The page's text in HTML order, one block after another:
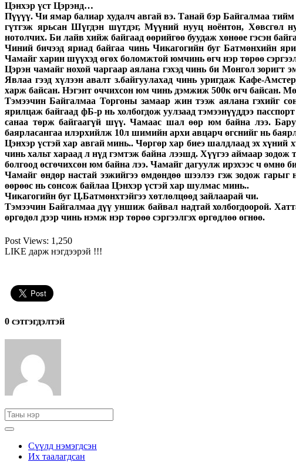
Цэнхэр үст Цэрэнд…
Пүүүү. Чи ямар балиар худалч авгай вэ. Танай бэр Байгалмаа
гүтгэж ярьсан Шүгдэн шүтдэг, Мүүний нууц ноёнтон, Хөвсгөл
нотолчих. Би лайв хийж байгаад өөрийгөө буудаж хөнөөе гэсэн
Чиний бичээд яриад байгаа чинь Чикагогийн буг Батмөнхийн
Чамайг харин шүүхэд өгөх боломжтой юмчинь өгч нэр төрөө
Цэрэн чамайг нохой чаргаар аялана гэхэд чинь би Монгол зоригт
Явлаа гээд хүлээн авалт з.байгуулахад чинь уригдаж Кафе-
харж байсан. Нэгэнт оччихсон юм чинь дэмжиж 500к өгч байсан.
Тэмээчин Байгалмаа Торгоны замаар жин тээж аялана гэхийг
ярилцаж байгаад фБ-р нь холбогдож уулзаад тэмээнүүддээ
санаа төрж байгаагүй шүү. Чамаас шал өөр юм байна лээ.
баярласангаа илэрхийлж 10л шимийн архи авцарч өгснийг нь
Цэнхэр үстэй хар авгай минь.. Чөргөр хар биеэ шалдлаад эх хүний
чинь хальт хараад л нүд гэмтэж байна лээшд. Хүүгээ аймаар зодож
болгоод өсгөчихсөн юм байна лээ. Чамайг дагуулж ирэхээс ч өмнө
Чамайг өндөр настай ээжийгээ өмдөндөө шээлээ гэж зодож
өөрөөс нь сонсож байлаа Цэнхэр үстэй хар шулмас минь..
Чикагогийн буг Ц.Батмөнхтэйгээ хөтлөлцөөд зайлаарай чи.
Тэмээчин Байгалмаа дүү уншиж байвал надтай холбогдоорой.
өргөдөл дээр чинь нэмж нэр төрөө сэргээлгэх өргөдлөө өгнөө.
Post Views: 1,250
LIKE дарж нэгдээрэй !!!
0 cэтгэгдэлтэй
Сүүлд нэмэгдсэн
Их таалагдсан